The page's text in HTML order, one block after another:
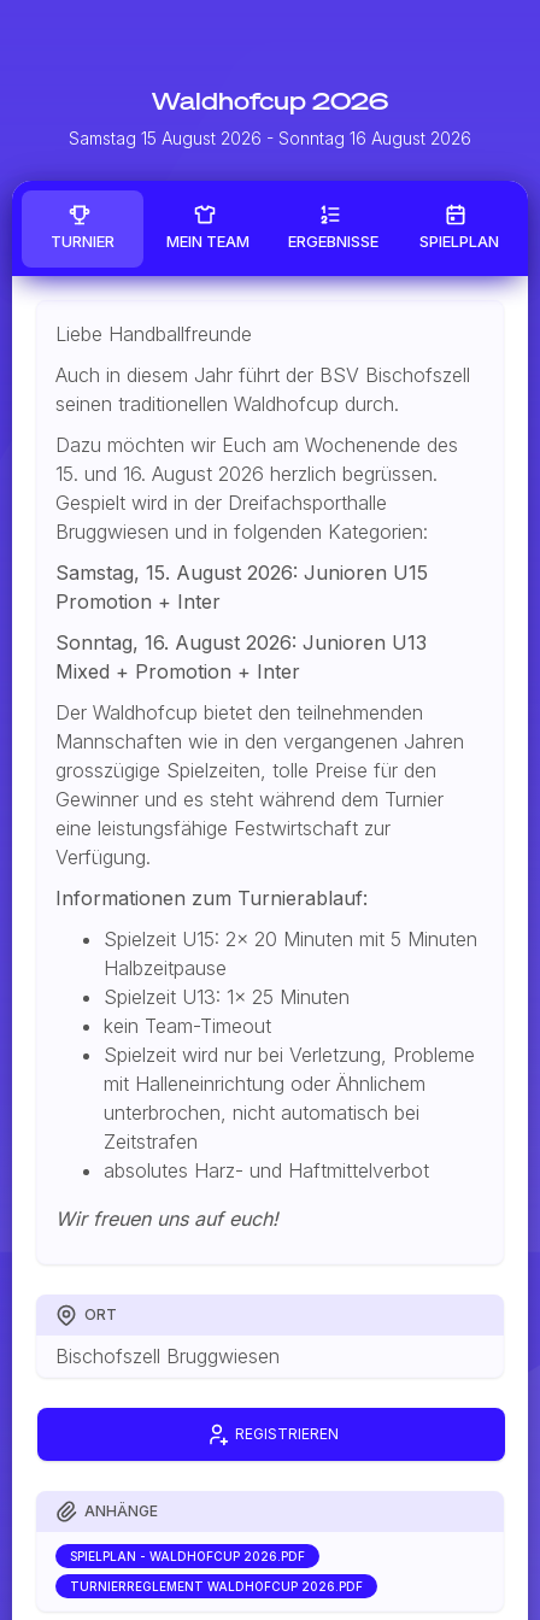
Waldhofcup 2026
Samstag 15 August 2026 - Sonntag 16 August 2026
TURNIER MEIN TEAM ERGEBNISSE SPIELPLAN
Liebe Handballfreunde
Auch in diesem Jahr führt der BSV Bischofszell
seinen traditionellen Waldhofcup durch.
Dazu möchten wir Euch am Wochenende des
15. und 16. August 2026 herzlich begrüssen.
Gespielt wird in der Dreifachsporthalle
Bruggwiesen und in folgenden Kategorien:
Samstag, 15. August 2026: Junioren U15
Promotion + Inter
Sonntag, 16. August 2026: Junioren U13
Mixed + Promotion + Inter
Der Waldhofcup bietet den teilnehmenden
Mannschaften wie in den vergangenen Jahren
grosszügige Spielzeiten, tolle Preise für den
Gewinner und es steht während dem Turnier
eine leistungsfähige Festwirtschaft zur
Verfügung.
Informationen zum Turnierablauf:
Spielzeit U15: 2x 20 Minuten mit 5 Minuten
Halbzeitpause
Spielzeit U13: 1x 25 Minuten
kein Team-Timeout
Spielzeit wird nur bei Verletzung, Probleme
mit Halleneinrichtung oder Ähnlichem
unterbrochen, nicht automatisch bei
Zeitstrafen
absolutes Harz- und Haftmittelverbot
Wir freuen uns auf euch!
ORT
Bischofszell Bruggwiesen
REGISTRIEREN
ANHÄNGE
SPIELPLAN - WALDHOFCUP 2026.PDF
TURNIERREGLEMENT WALDHOFCUP 2026.PDF